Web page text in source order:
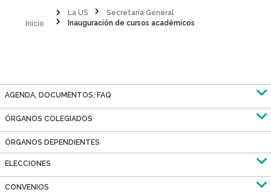
de
ayuda
a
la
navegación
La US
Secretaría General
Inauguración de cursos académicos
AGENDA, DOCUMENTOS, FAQ
ÓRGANOS COLEGIADOS
ÓRGANOS DEPENDIENTES
ELECCIONES
CONVENIOS